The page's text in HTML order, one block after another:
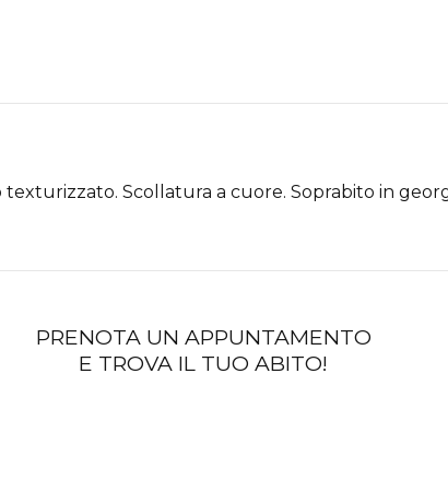
texturizzato. Scollatura a cuore. Soprabito in
PRENOTA UN APPUNTAMENTO
E TROVA IL TUO ABITO!